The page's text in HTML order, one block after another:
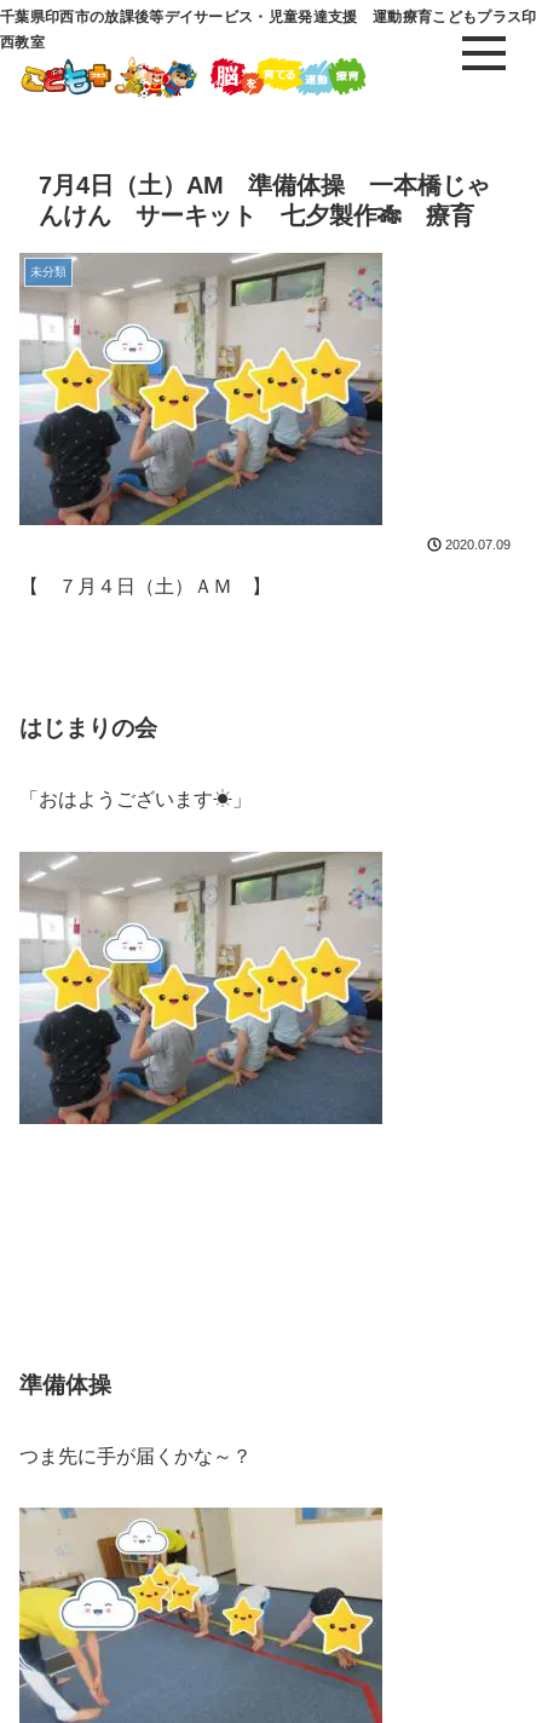
千葉県印西市の放課後等デイサービス・児童発達支援 運動療育こどもプラス印
西教室
7月4日（土）AM 準備体操 一本橋じゃ
んけん サーキット 七夕製作🎋 療育
未分類
2020.07.09
【 ７月４日（土）ＡＭ 】
はじまりの会
「おはようございます☀」
準備体操
つま先に手が届くかな～？